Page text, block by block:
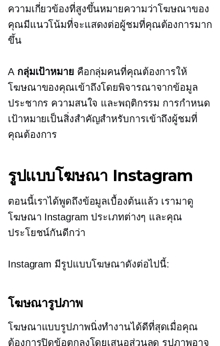
ความเกี่ยวข้องที่สูงขึ้นหมายความว่าโฆษณาของ
คุณมีแนวโน้มที่จะแสดงต่อผู้ชมที่คุณต้องการมาก
ขึ้น
A กลุ่มเป้าหมาย คือกลุ่มคนที่คุณต้องการให้
โฆษณาของคุณเข้าถึงโดยพิจารณาจากข้อมูล
ประชากร ความสนใจ และพฤติกรรม การกำหนด
เป้าหมายเป็นสิ่งสำคัญสำหรับการเข้าถึงผู้ชมที่
คุณต้องการ
รูปแบบโฆษณา Instagram
ตอนนี้เราได้พูดถึงข้อมูลเบื้องต้นแล้ว เรามาดู
โฆษณา Instagram ประเภทต่างๆ และคุณ
ประโยชน์กันดีกว่า
Instagram มีรูปแบบโฆษณาดังต่อไปนี้:
โฆษณารูปภาพ
โฆษณาแบบรูปภาพนิ่งทำงานได้ดีที่สุดเมื่อคุณ
ต้องการปิดข้อตกลงโดยเสนอส่วนลด รูปภาพอาจ